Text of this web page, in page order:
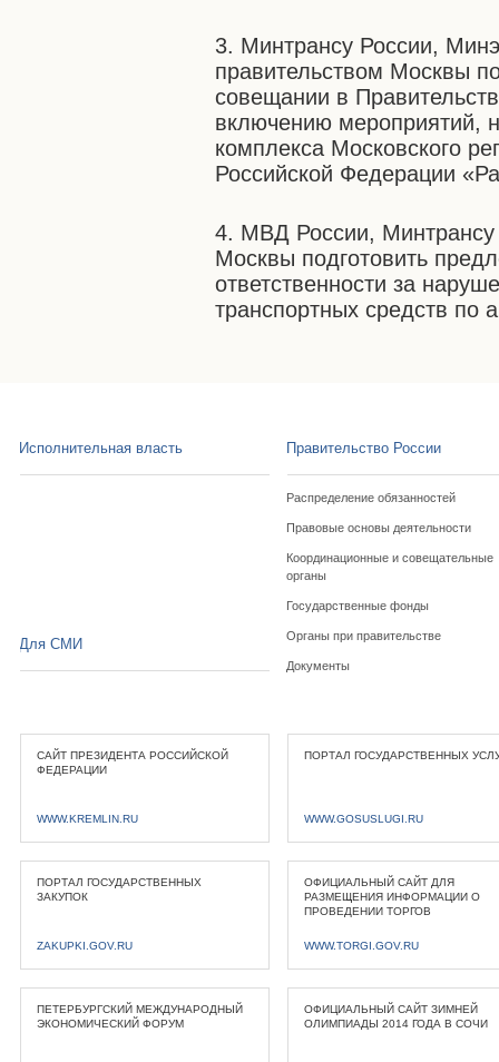
3. Минтрансу России,
правительством Москвы
совещании в
включению мероприятий,
комплекса Московского
Российской Федерации
4. МВД России, Минтрансу
Москвы подготовить
ответственности за
транспортных средств по
Исполнительная власть Правительство России
Распределение обязанностей
Правовые основы деятельности
Координационные и совещательные
органы
Государственные фонды
Органы при правительстве
Документы
Для СМИ
САЙТ ПРЕЗИДЕНТА РОССИЙСКОЙ
ФЕДЕРАЦИИ
WWW.KREMLIN.RU
ПОРТАЛ ГОСУДАРСТВЕННЫХ
WWW.GOSUSLUGI.RU
ПОРТАЛ ГОСУДАРСТВЕННЫХ
ЗАКУПОК
ZAKUPKI.GOV.RU
ОФИЦИАЛЬНЫЙ САЙТ ДЛЯ
РАЗМЕЩЕНИЯ ИНФОРМАЦИИ О
ПРОВЕДЕНИИ ТОРГОВ
WWW.TORGI.GOV.RU
ПЕТЕРБУРГСКИЙ МЕЖДУНАРОДНЫЙ
ЭКОНОМИЧЕСКИЙ ФОРУМ
ОФИЦИАЛЬНЫЙ САЙТ ЗИМНЕЙ
ОЛИМПИАДЫ 2014 ГОДА В СОЧИ